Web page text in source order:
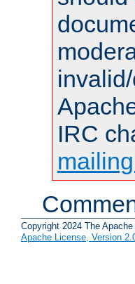
IRC
Copyright 2024 The
Apache License, Version